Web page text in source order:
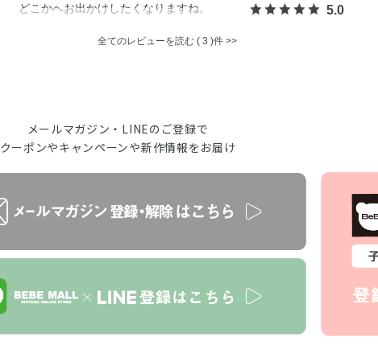
どこかへお出かけしたくなりますね。
全てのレビューを読む 3
5.0
メールマガジン・LINEのご登録で
クーポンやキャンペーンや新作情報をお届け